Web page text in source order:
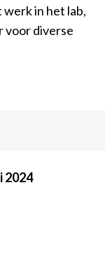
in het lab,
voor diverse
2024